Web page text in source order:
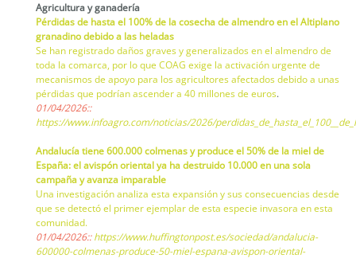
Agricultura y ganadería
Pérdidas de hasta el 100% de la cosecha de almendro en el Altiplano
granadino debido a las heladas
Se han registrado daños graves y generalizados en el almendro de
toda la comarca, por lo que COAG exige la activación urgente de
mecanismos de apoyo para los agricultores afectados debido a unas
pérdidas que podrían ascender a 40 millones de euros.
01/04/2026::
https://www.infoagro.com/noticias/2026/
Andalucía tiene 600.000 colmenas y produce el 50% de la miel de
España: el avispón oriental ya ha destruido 10.000 en una sola
campaña y avanza imparable
Una investigación analiza esta expansión y sus consecuencias desde
que se detectó el primer ejemplar de esta especie invasora en esta
comunidad.
01/04/2026::https://www.huffingtonpost.es/sociedad/andalucia-
600000-colmenas-produce-50-miel-espana-avispon-oriental-